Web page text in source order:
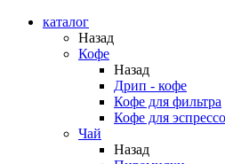
каталог
Назад
Кофе
Назад
Дрип - кофе
Кофе для фильтра
Кофе для эспрессо
Чай
Назад